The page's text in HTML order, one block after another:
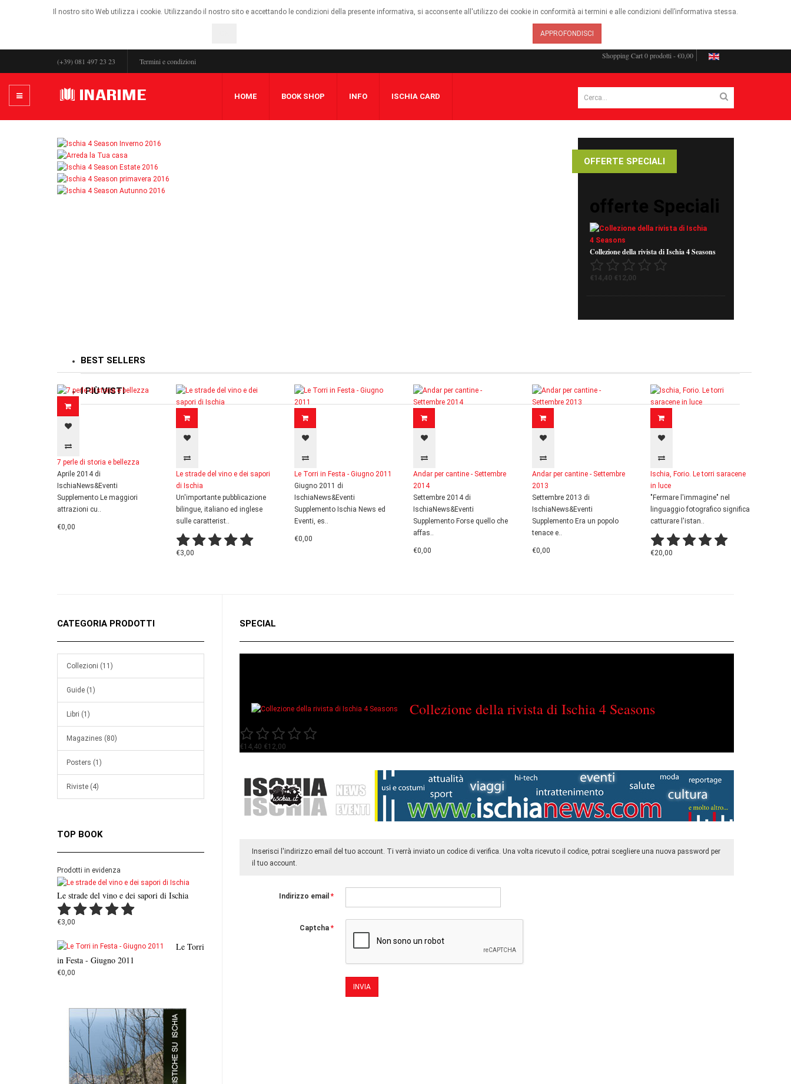
Il nostro sito Web utilizza i cookie. Utilizzando il nostro sito e accettando le condizioni della presente informativa, si acconsente all'utilizzo dei cookie in conformità ai termini e alle condizioni dell’informativa stessa.
APPROFONDISCI
(+39) 081 497 23 23 Termini e condizioni
Shopping Cart0 prodotti - €0,00
HOME BOOK SHOP INFO ISCHIA CARD
OFFERTE SPECIALI
offerte Speciali
Collezione della rivista di Ischia 4 Seasons
€14,40 €12,00
BEST SELLERS
I PIÙ VISTI
7 perle di storia e bellezza
Aprile 2014 di
IschiaNews&Eventi
Supplemento Le maggiori
attrazioni cu..
€0,00
Le strade del vino e dei sapori
di Ischia
Un'importante pubblicazione
bilingue, italiano ed inglese
sulle caratterist..
€3,00
Le Torri in Festa - Giugno 2011
Giugno 2011 di
IschiaNews&Eventi
Supplemento Ischia News ed
Eventi, es..
€0,00
Andar per cantine - Settembre
2014
Settembre 2014 di
IschiaNews&Eventi
Supplemento Forse quello che
affas..
€0,00
Andar per cantine - Settembre
2013
Settembre 2013 di
IschiaNews&Eventi
Supplemento Era un popolo
tenace e..
€0,00
Ischia, Forio. Le torri saracene
in luce
"Fermare l'immagine" nel
linguaggio fotografico significa
catturare l'istan..
€20,00
SPECIAL
Collezione della rivista di Ischia 4 Seasons
€14,40 €12,00
Inserisci l'indirizzo email del tuo account. Ti verrà inviato un codice di verifica. Una volta ricevuto il codice, potrai scegliere una nuova password per
il tuo account.
Indirizzo email *
Captcha *
INVIA
CATEGORIA PRODOTTI
Collezioni (11)
Guide (1)
Libri (1)
Magazines (80)
Posters (1)
Riviste (4)
TOP BOOK
Prodotti in evidenza
Le strade del vino e dei sapori di Ischia
€3,00
Le Torri
in Festa - Giugno 2011
€0,00